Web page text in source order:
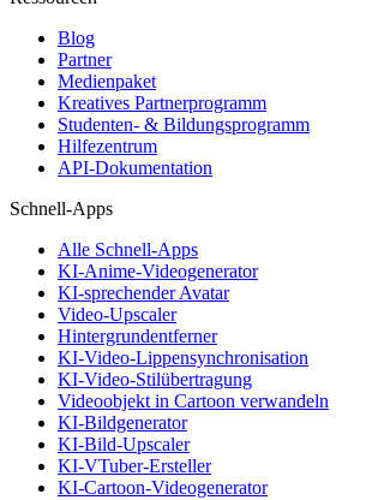
Blog
Partner
Medienpaket
Kreatives Partnerprogramm
Studenten- & Bildungsprogramm
Hilfezentrum
API-Dokumentation
Schnell-Apps
Alle Schnell-Apps
KI-Anime-Videogenerator
KI-sprechender Avatar
Video-Upscaler
Hintergrundentferner
KI-Video-Lippensynchronisation
KI-Video-Stilübertragung
Videoobjekt in Cartoon verwandeln
KI-Bildgenerator
KI-Bild-Upscaler
KI-VTuber-Ersteller
KI-Cartoon-Videogenerator